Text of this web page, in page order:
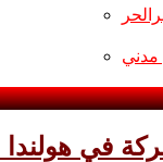
مدني
في